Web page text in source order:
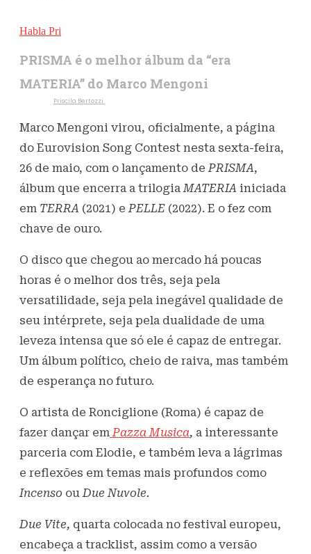
Habla Pri
PRISMA é o melhor álbum da “era
MATERIA” do Marco Mengoni
Priscila Bertozzi
Marco Mengoni virou, oficialmente, a página
do Eurovision Song Contest nesta sexta-feira,
26 de maio, com o lançamento dePRISMA,
álbum que encerra a trilogiaMATERIA iniciada
em TERRA (2021) ePELLE (2022). E o fez com
chave de ouro.
O disco que chegou ao mercado há poucas
horas é o melhor dos três, seja pela
versatilidade, seja pela inegável qualidade de
seu intérprete, seja pela dualidade de uma
leveza intensa que só ele é capaz de entregar.
Um álbum político, cheio de raiva, mas também
de esperança no futuro.
O artista de Ronciglione (Roma) é capaz de
fazer dançar em Pazza Musica, a interessante
parceria com Elodie, e também leva a lágrimas
e reflexões em temas mais profundos como
Incenso ouDue Nuvole.
Due Vite, quarta colocada no festival europeu,
encabeça a tracklist, assim como a versão